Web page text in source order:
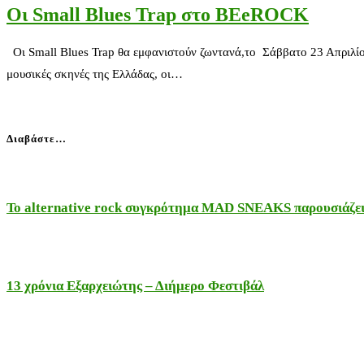
Οι Small Blues Trap στο BEeROCK
Οι Small Blues Trap θα εμφανιστούν ζωντανά,το Σάββατο 23
μουσικές σκηνές της Ελλάδας, οι…
Διαβάστε…
Το alternative rock συγκρότημα MAD SNEAKS
13 χρόνια Εξαρχειώτης – Διήμερο Φεστιβάλ